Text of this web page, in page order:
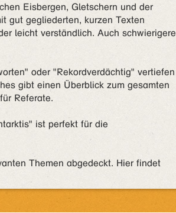
Eisbergen, Gletschern und der
gut gegliederten, kurzen Texten
leicht verständlich. Auch schwierigere
oder "Rekordverdächtig" vertiefen
gibt einen Überblick zum gesamten
Referate.
ist perfekt für die
Themen abgedeckt. Hier findet